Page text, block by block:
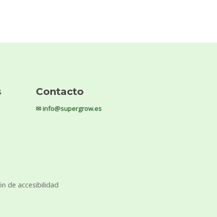
Contacto
✉ info@supergrow.es
de accesibilidad